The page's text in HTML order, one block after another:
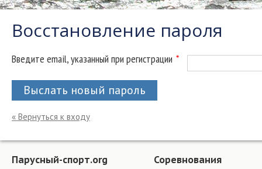
Восстановление пароля
Введите email, указанный при регистрации *
Выслать новый пароль
« Вернуться к входу
Парусный-спорт.org Соревнования